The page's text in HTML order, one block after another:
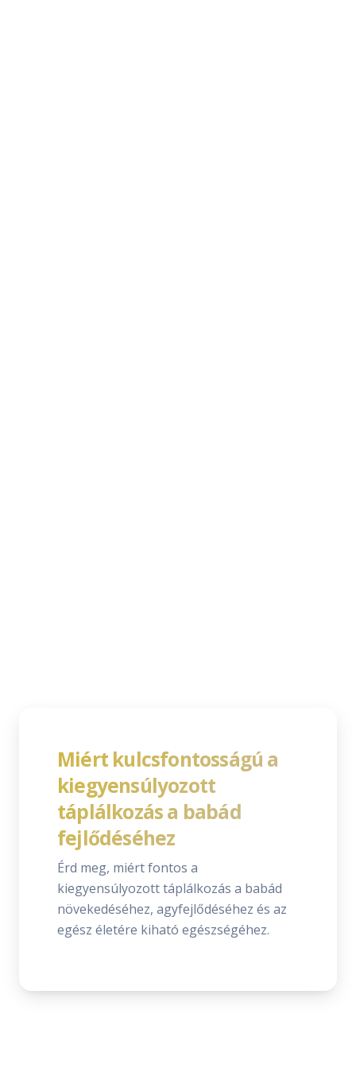
Miért kulcsfontosságú a
kiegyensúlyozott
táplálkozás a babád
fejlődéséhez
Érd meg, miért fontos a
kiegyensúlyozott táplálkozás a babád
növekedéséhez, agyfejlődéséhez és az
egész életére kiható egészségéhez.